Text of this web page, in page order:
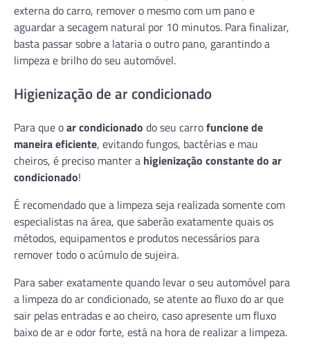
externa do carro, remover o mesmo com um pano e
aguardar a secagem natural por 10 minutos. Para finalizar,
basta passar sobre a lataria o outro pano, garantindo a
limpeza e brilho do seu automóvel.
Higienização de ar condicionado
Para que oar condicionado do seu carrofuncione de
maneira eficiente, evitando fungos, bactérias e mau
cheiros, é preciso manter a higienização constante do ar
condicionado!
É recomendado que a limpeza seja realizada somente com
especialistas na área, que saberão exatamente quais os
métodos, equipamentos e produtos necessários para
remover todo o acúmulo de sujeira.
Para saber exatamente quando levar o seu automóvel para
a limpeza do ar condicionado, se atente ao fluxo do ar que
sair pelas entradas e ao cheiro, caso apresente um fluxo
baixo de ar e odor forte, está na hora de realizar a limpeza.